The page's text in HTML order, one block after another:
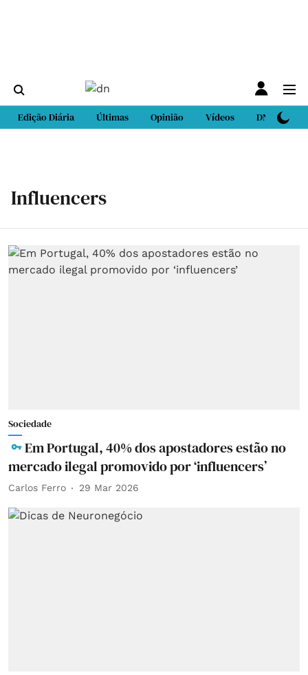
Edição Diária Últimas Opinião Vídeos DN Sport
Influencers
Sociedade
Em Portugal, 40% dos apostadores estão no
mercado ilegal promovido por ‘influencers’
Carlos Ferro 29 Mar 2026